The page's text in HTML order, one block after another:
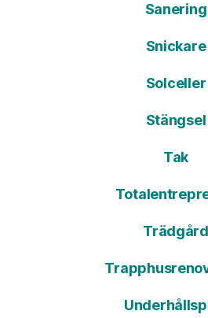
Sanering
Snickare
Solceller
Stängsel
Tak
Trädgård